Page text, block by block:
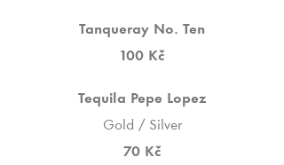
Tanqueray No. Ten
100 Kč
Tequila Pepe Lopez
Gold / Silver
70 Kč